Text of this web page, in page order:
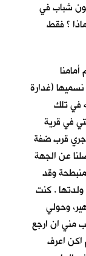
شباب في
؟ فقط
(غدارة
في تلك
في قرية
قرب ضفة
عن الجهة
وقد
. كنت
وحولي
مني ان ارجع
اكن اعرف